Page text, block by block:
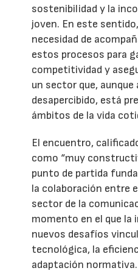
sostenibilidad y la
joven. En este
necesidad de
estos procesos para
competitividad y
un sector que, aunque
desapercibido, está
ámbitos de la vida
El encuentro,
como “muy
punto de partida
la colaboración entre
sector de la
momento en el que
nuevos desafíos
tecnológica, la
adaptación normativa.